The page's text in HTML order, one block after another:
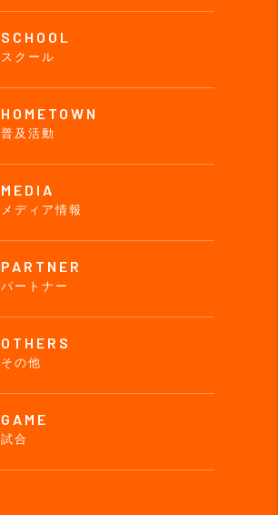
SCHOOL
スクール
HOMETOWN
普及活動
MEDIA
メディア情報
PARTNER
パートナー
OTHERS
その他
GAME
試合